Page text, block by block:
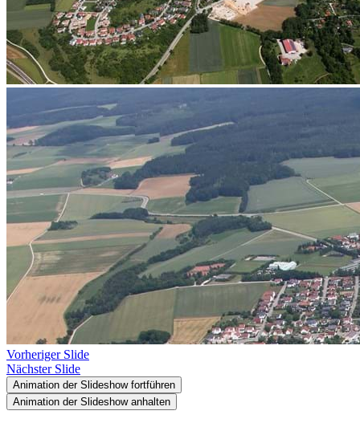
Vorheriger Slide
Nächster Slide
Animation der Slideshow fortführen
Animation der Slideshow anhalten